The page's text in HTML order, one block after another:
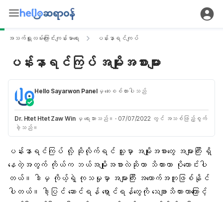
အသက်ရှူလမ်းကြောင်းကျန်းမာရေး ပန်းနာရင်ကျပ်
ပန်းနာရင်ကြပ် အမျိုးအစားများ
Hello Sayarwon Panelမှ ဆေးစစ်ထားပါသည်
Dr. Htet Htet Zaw Winမှ ရေးသားသည်။ · 07/07/2022 တွင် အသစ်ဖြည့်စွက်
ခဲ့သည်။
ပန်းနာရင်ကြပ် လို့ ဆိုလိုက်ရင် သူ့မှာ အမျိုးအစားတွေ အများကြီး ရှိ
နေတဲ့အတွက် ကိုယ်က ဘယ်အမျိုးအစားလဲဆိုတာ သိထားတာ ပိုကောင်းပါ
တယ်။ ဒါမှ ကိုယ့်ရဲ့ ကုသမှုမှာ အများကြီး အထောက်အကူဖြစ်နိုင်
ပါတယ်။ ဒါ့ပြင် ဆောင်ရန် ရှောင်ရန်တွေကို သေချာသိထားတာကြောင့်